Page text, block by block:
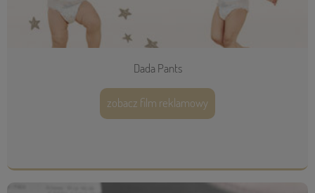
Dada Pants
zobacz film reklamowy